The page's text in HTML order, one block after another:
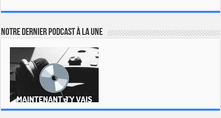
Notre dernier podcast à la une